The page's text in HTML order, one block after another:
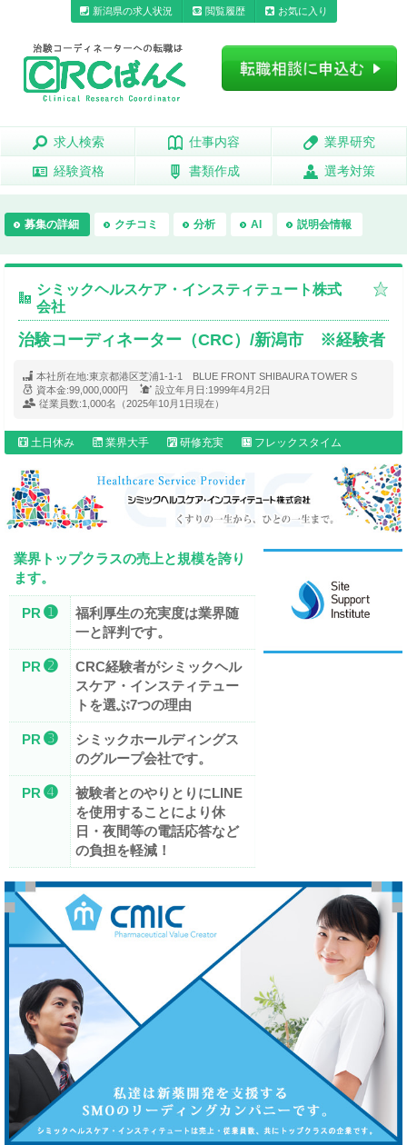
新潟県の求人状況 閲覧履歴 お気に入り
求人検索
求人検索 仕事内容
仕事内容 業界研究
業界研究
経験資格
経験資格 書類作成
書類作成 選考対策
選考対策
募集の詳細 クチコミ 分析 AI 説明会情報
シミックヘルスケア・インスティテュート株式
会社
治験コーディネーター（CRC）/新潟市 ※経験者
本社所在地:東京都港区芝浦1-1-1 BLUE FRONT SHIBAURA TOWER S
資本金:99,000,000円 設立年月日:1999年4月2日
従業員数:1,000名（2025年10月1日現在）
土日休み 業界大手 研修充実 フレックスタイム
業界トップクラスの売上と規模を誇り
ます。
PR➊
福利厚生の充実度は業界随
一と評判です。
PR➋
CRC経験者がシミックヘル
スケア・インスティテュー
トを選ぶ7つの理由
PR➌
シミックホールディングス
のグループ会社です。
PR➍
被験者とのやりとりにLINE
を使用することにより休
日・夜間等の電話応答など
の負担を軽減！